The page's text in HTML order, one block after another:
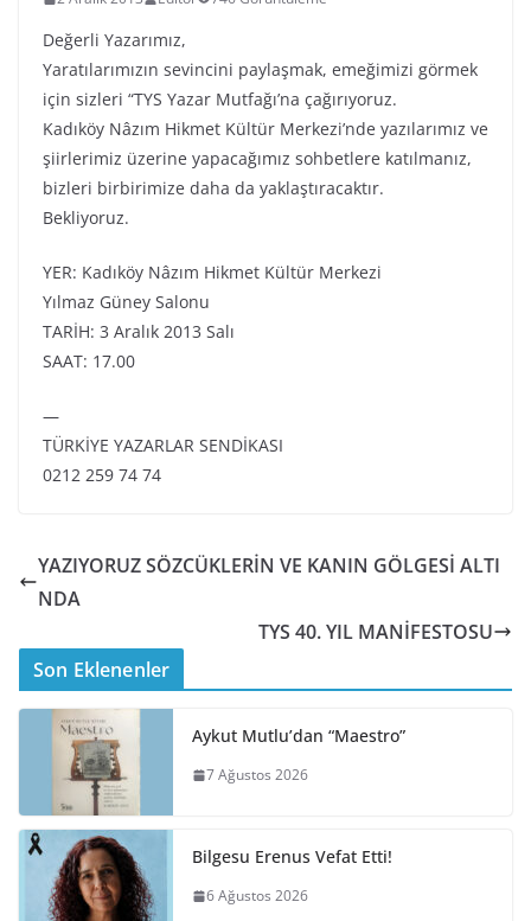
Değerli Yazarımız,
Yaratılarımızın sevincini paylaşmak, emeğimizi görmek
için sizleri “TYS Yazar Mutfağı’na çağırıyoruz.
Kadıköy Nâzım Hikmet Kültür Merkezi’nde yazılarımız ve
şiirlerimiz üzerine yapacağımız sohbetlere katılmanız,
bizleri birbirimize daha da yaklaştıracaktır.
Bekliyoruz.
YER: Kadıköy Nâzım Hikmet Kültür Merkezi
Yılmaz Güney Salonu
TARİH: 3 Aralık 2013 Salı
SAAT: 17.00
—
TÜRKİYE YAZARLAR SENDİKASI
0212 259 74 74
YAZIYORUZ SÖZCÜKLERİN VE KANIN GÖLGESİ ALTI
NDA
TYS 40. YIL MANİFESTOSU
Son Eklenenler
Aykut Mutlu’dan “Maestro”
7 Ağustos 2026
Bilgesu Erenus Vefat Etti!
6 Ağustos 2026